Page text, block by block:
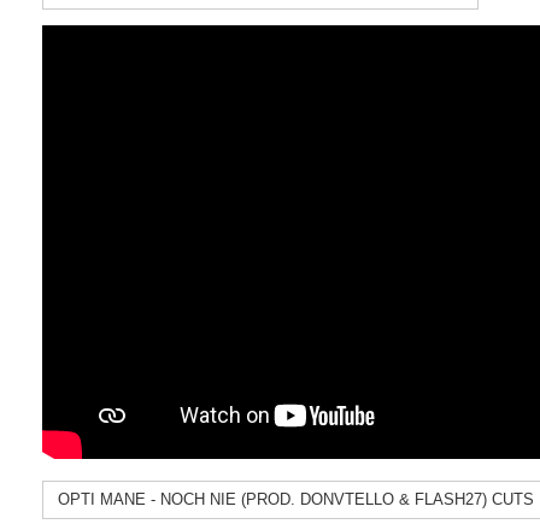
OPTI MANE - NOCH NIE (PROD. DONVTELLO & FLASH27) CUTS